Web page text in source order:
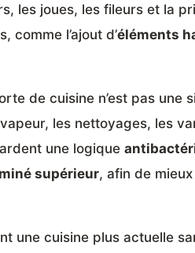
les joues, les fileurs et la
l’ajout d’éléments
de cuisine n’est pas une
les nettoyages, les
une logique
supérieur, afin de
une cuisine plus actuelle